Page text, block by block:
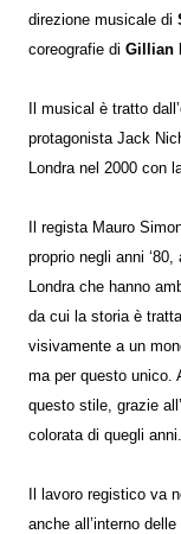
direzione musicale di
coreografie di Gillian
Il musical è tratto
protagonista Jack
Londra nel 2000 con
Il regista Mauro
proprio negli anni
Londra che hanno
da cui la storia è
visivamente a un
ma per questo unico.
questo stile, grazie
colorata di quegli anni.
Il lavoro registico va
anche all’interno